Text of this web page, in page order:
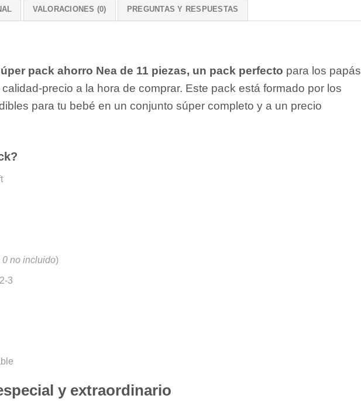
VALORACIONES (0) PREGUNTAS Y RESPUESTAS
pack ahorro Nea de 11 piezas, un pack perfecto para los papás
precio a la hora de comprar. Este pack está formado por los
para tu bebé en un conjunto súper completo y a un precio
0 no incluido)
3
y extraordinario